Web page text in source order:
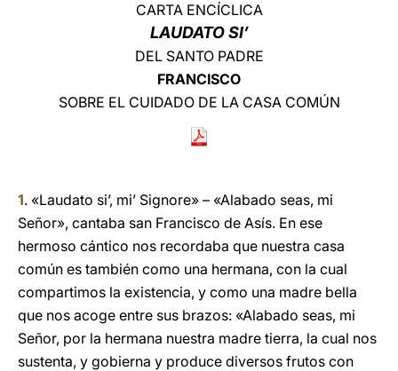
CARTA ENCÍCLICA
LAUDATO SI’
DEL SANTO PADRE
FRANCISCO
SOBRE EL CUIDADO DE LA CASA COMÚN
1. «Laudato si’, mi’ Signore» – «Alabado seas, mi
Señor», cantaba san Francisco de Asís. En ese
hermoso cántico nos recordaba que nuestra casa
común es también como una hermana, con la cual
compartimos la existencia, y como una madre bella
que nos acoge entre sus brazos: «Alabado seas, mi
Señor, por la hermana nuestra madre tierra, la cual nos
sustenta, y gobierna y produce diversos frutos con